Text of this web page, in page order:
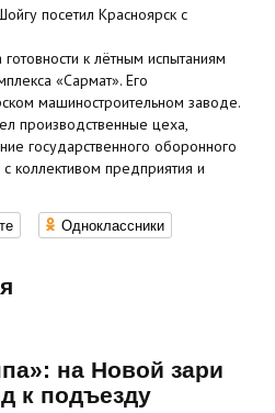
посетил Красноярск с
к лётным испытаниям
«Сармат». Его
машиностроительном заводе.
производственные цеха,
государственного оборонного
коллективом предприятия и
Одноклассники
на Новой зари
к подъезду